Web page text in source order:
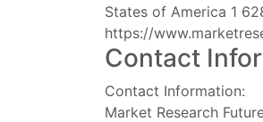
States of America 1
https://
Contact
Contact Information:
Market Research